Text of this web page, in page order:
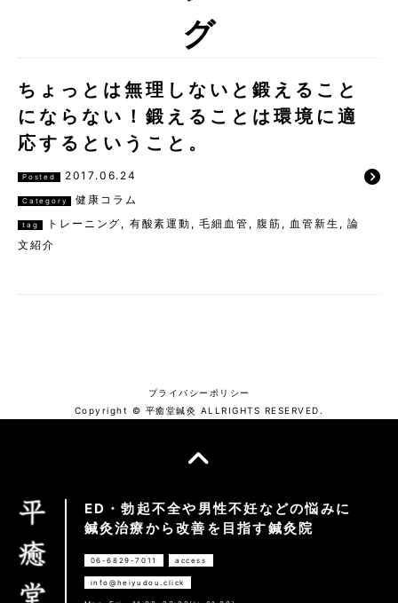
ちょっとは無理しないと鍛えること
にならない！鍛えることは環境に適
応するということ。
Posted 2017.06.24
Category 健康コラム
tag トレーニング , 有酸素運動 ,毛細血管 , 腹筋 , 血管新生 ,論
文紹介
プライバシーポリシー
Copyright © 平癒堂鍼灸 ALLRIGHTS RESERVED.
ED・勃起不全や男性不妊などの悩みに
鍼灸治療から改善を目指す鍼灸院
06-6829-7011 access
info@heiyudou.click